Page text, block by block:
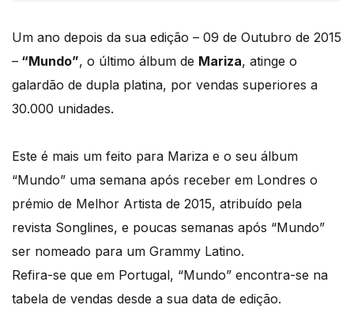
Um ano depois da sua edição – 09 de Outubro de 2015
– “Mundo”, o último álbum de Mariza, atinge o
galardão de dupla platina, por vendas superiores a
30.000 unidades.
Este é mais um feito para Mariza e o seu álbum
“Mundo” uma semana após receber em Londres o
prémio de Melhor Artista de 2015, atribuído pela
revista Songlines, e poucas semanas após “Mundo”
ser nomeado para um Grammy Latino.
Refira-se que em Portugal, “Mundo” encontra-se na
tabela de vendas desde a sua data de edição.